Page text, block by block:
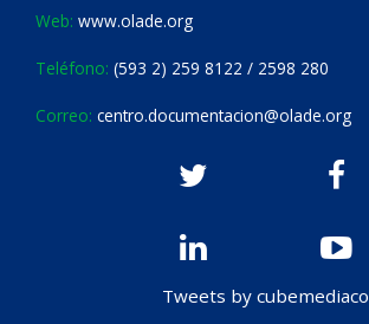
Web: www.olade.org
Teléfono: (593 2) 259 8122 / 2598 280
Correo: centro.documentacion@olade.org
Tweets by cubemediaco